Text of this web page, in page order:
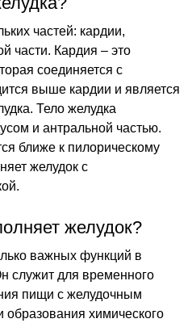
частей: кардии,
части. Кардия – это
соединяется с
выше кардии и является
Тело желудка
и антральной частью.
ближе к пилорическому
желудок с
желудок?
важных функций в
служит для временного
пищи с желудочным
химического